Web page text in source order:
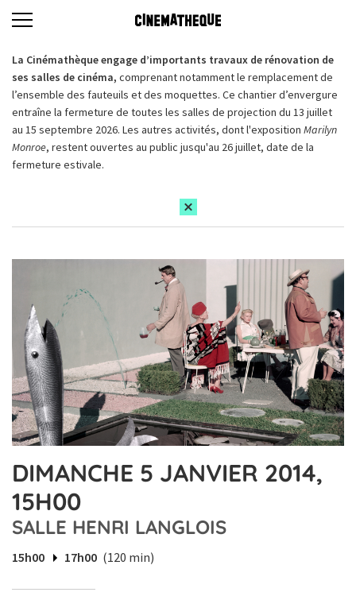
La Cinémathèque engage d’importants travaux de rénovation de
ses salles de cinéma, comprenant notamment le remplacement de
l’ensemble des fauteuils et des moquettes. Ce chantier d’envergure
entraîne la fermeture de toutes les salles de projection du 13 juillet
au 15 septembre 2026. Les autres activités, dont l'exposition Marilyn
Monroe, restent ouvertes au public jusqu'au 26 juillet, date de la
fermeture estivale.
DIMANCHE 5 JANVIER 2014,
15H00
SALLE HENRI LANGLOIS
15h00 17h00 (120 min)